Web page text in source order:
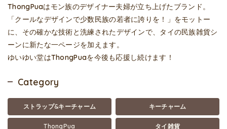
ThongPuaはモン族のデザイナー夫婦が立ち上げたブランド。
「クールなデザインで少数民族の若者に誇りを！」をモットー
に、その確かな技術と洗練されたデザインで、タイの民族雑貨シ
ーンに新たな一ページを加えます。
ゆいゆい堂はThongPuaを今後も応援し続けます！
Category
ストラップ&キーチャーム キーチャーム
ThongPua タイ雑貨